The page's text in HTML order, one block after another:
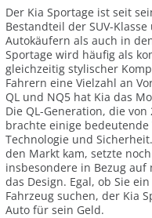
Der Kia Sportage ist seit
Bestandteil der SUV-
Autokäufern als auch in
Sportage wird häufig als
gleichzeitig stylischer
Fahrern eine Vielzahl an
QL und NQ5 hat Kia das
Die QL-Generation, die
brachte einige
Technologie und
den Markt kam, setzte
insbesondere in Bezug
das Design. Egal, ob Sie
Fahrzeug suchen, der Kia
Auto für sein Geld.